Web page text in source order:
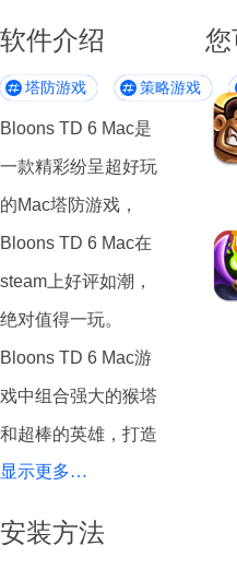
软件介绍
塔防游戏 策略游戏
Bloons TD 6 Mac是
一款精彩纷呈超好玩
的Mac塔防游戏，
Bloons TD 6 Mac在
steam上好评如潮，
绝对值得一玩。
Bloons TD 6 Mac游
戏中组合强大的猴塔
和超棒的英雄，打造
完美防线，然后击破
凭借十多年的塔防游
显示更多…
安装方法